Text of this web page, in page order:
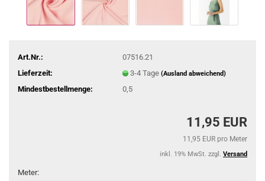
Art.Nr.:
07516.21
Lieferzeit:
3-4 Tage (Ausland abweichend)
Mindestbestellmenge: 0,5
11,95 EUR
11,95 EUR pro Meter
inkl. 19% MwSt. zzgl. Versand
Meter: